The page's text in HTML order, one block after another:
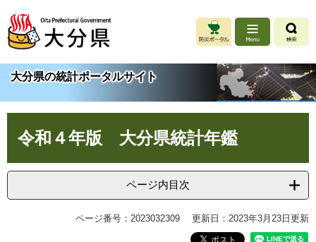
ジ
先
頭
す
ュ
を
飛
し
へ
大分県の統計ポータルサイト
令和４年版 大分県統計年鑑
ページ内目次
ページ番号：2023032309 更新日：2023年3月23日更新